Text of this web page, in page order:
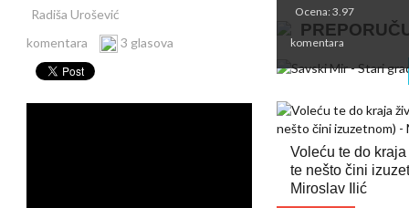
Radiša Urošević
komentara
3 glasova
Ocena: 3.97
komentara
Voleću te do
te nešto čini
Miroslav Ilić